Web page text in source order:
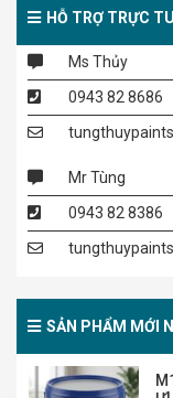
HỖ TRỢ TRỰC
Ms Thủy
0943 82 8686
Mr Tùng
0943 82 8386
SẢN PHẨM MỚI